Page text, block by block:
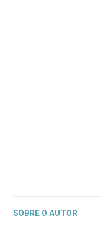
SOBRE O AUTOR